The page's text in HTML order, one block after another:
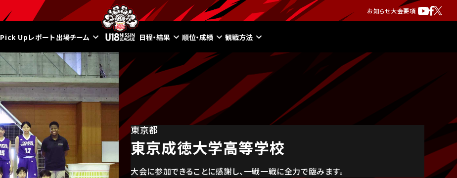
お知らせ大会要項
Pick Upレポート出場チーム 日程・結果 順位・成績 観戦方法
東京都
東京成徳大学高等学校
大会に参加できることに感謝し、一戦一戦に全力で臨みます。